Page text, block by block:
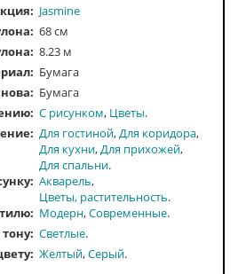
Jasmine
68 см
8.23 м
Бумага
Бумага
С рисунком Цветы
Для гостиной Для коридора
Для кухни Для прихожей
Для спальни
Акварель
Цветы, растительность
Модерн Современные
Светлые
Желтый Серый